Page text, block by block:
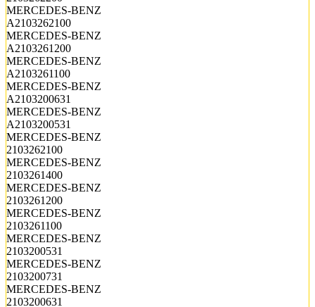
MERCEDES-BENZ
A2103262100
MERCEDES-BENZ
A2103261200
MERCEDES-BENZ
A2103261100
MERCEDES-BENZ
A2103200631
MERCEDES-BENZ
A2103200531
MERCEDES-BENZ
2103262100
MERCEDES-BENZ
2103261400
MERCEDES-BENZ
2103261200
MERCEDES-BENZ
2103261100
MERCEDES-BENZ
2103200531
MERCEDES-BENZ
2103200731
MERCEDES-BENZ
2103200631